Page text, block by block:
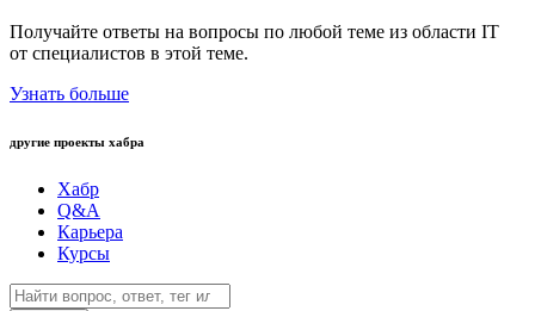
Получайте ответы на вопросы по любой теме из области IT
от специалистов в этой теме.
Узнать больше
другие проекты хабра
Хабр
Q&A
Карьера
Курсы